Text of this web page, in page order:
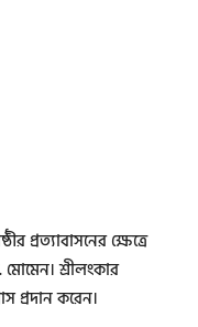
প্রত্যাবাসনের ক্ষেত্রে
শ্রীলংকার
প্রদান করেন।